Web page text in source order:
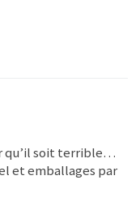
qu’il soit terrible…
et emballages par